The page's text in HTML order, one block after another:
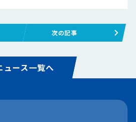
次の記事
ュース一覧へ